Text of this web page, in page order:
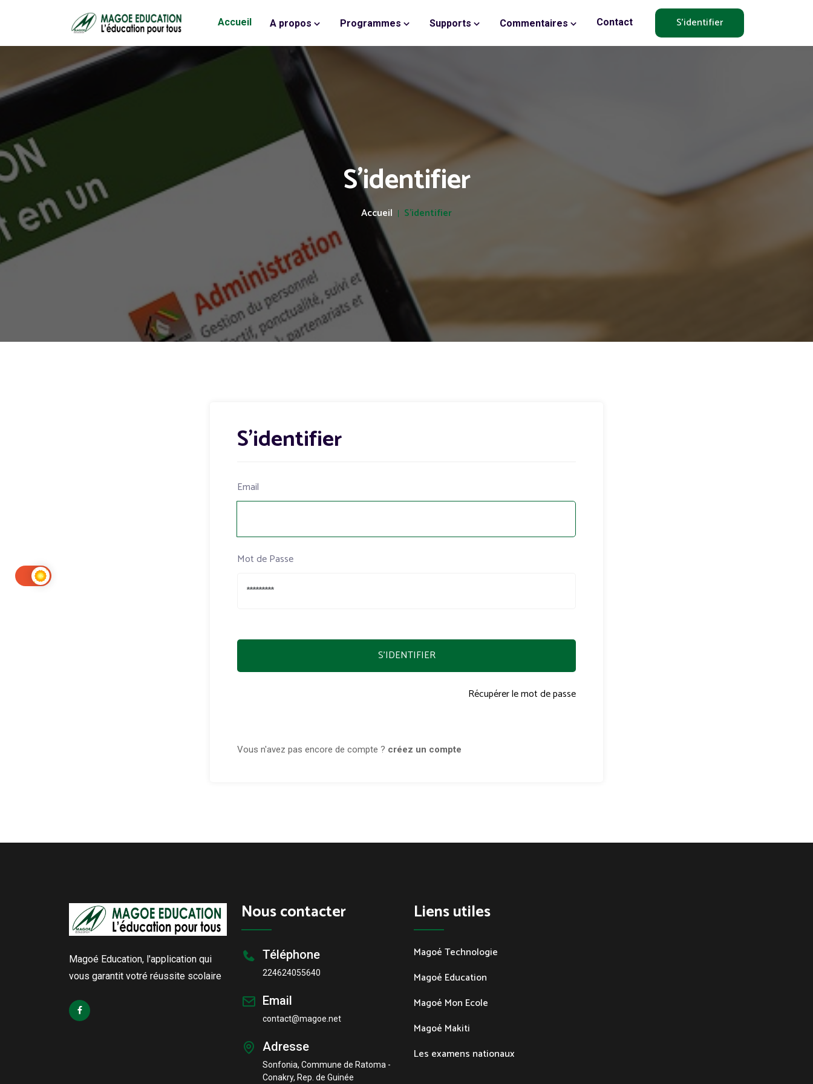
Accueil A propos Programmes Supports Commentaires Contact S'identifier
S'identifier
Accueil S'identifier
S'identifier
Email
Mot de Passe
S'IDENTIFIER
Récupérer le mot de passe
Vous n'avez pas encore de compte ? créez un compte
Magoé Education, l'application qui
vous garantit votré réussite scolaire
Nous contacter
Téléphone
224624055640
Email
contact@magoe.net
Adresse
Sonfonia, Commune de Ratoma -
Conakry, Rep. de Guinée
Liens utiles
Magoé Technologie
Magoé Education
Magoé Mon Ecole
Magoé Makiti
Les examens nationaux